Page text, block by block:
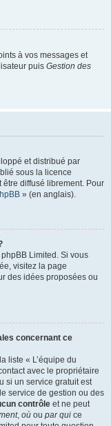
à vos messages et
puis Gestion des
et distribué par
sous la licence
diffusé librement. Pour
» (en anglais).
Limited. Si vous
visitez la page
des idées proposées ou
concernant ce
liste « L’équipe du
avec le propriétaire
si un service gratuit est
service de gestion ou des
contrôle et ne peut
, où ou par qui ce